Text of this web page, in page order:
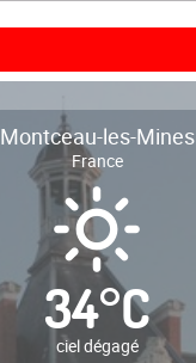
Montceau-les-Mines
France
34°C
ciel dégagé